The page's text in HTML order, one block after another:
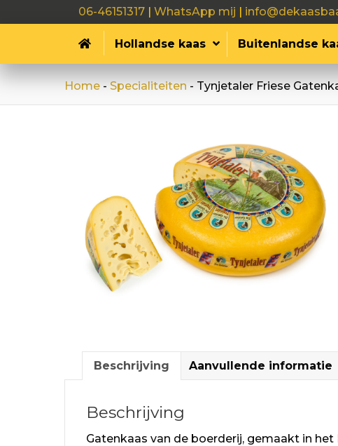
06-46151317 | WhatsApp mij |
Hollandse kaas Buitenlandse
Home - Specialiteiten - Tynjetaler Friese
Beschrijving Aanvullende informatie
Beschrijving
Gatenkaas van de boerderij, gemaakt in het